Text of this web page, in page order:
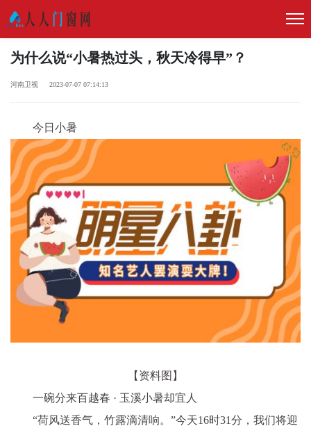
为什么说“小暑热过头，秋天冷得早”？
河南卫视 2023-07-07 07:14:13
今日小暑
【资料图】
一碗分来百越春 · 玉溪小暑却宜人
“荷风送香气，竹露滴清响。 ”今天16时31分，我们将迎